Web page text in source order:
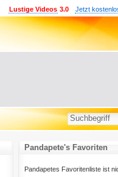
Jetzt
Lustige Videos 3.0
Pandapete's Favoriten
Pandapetes Favoritenliste ist